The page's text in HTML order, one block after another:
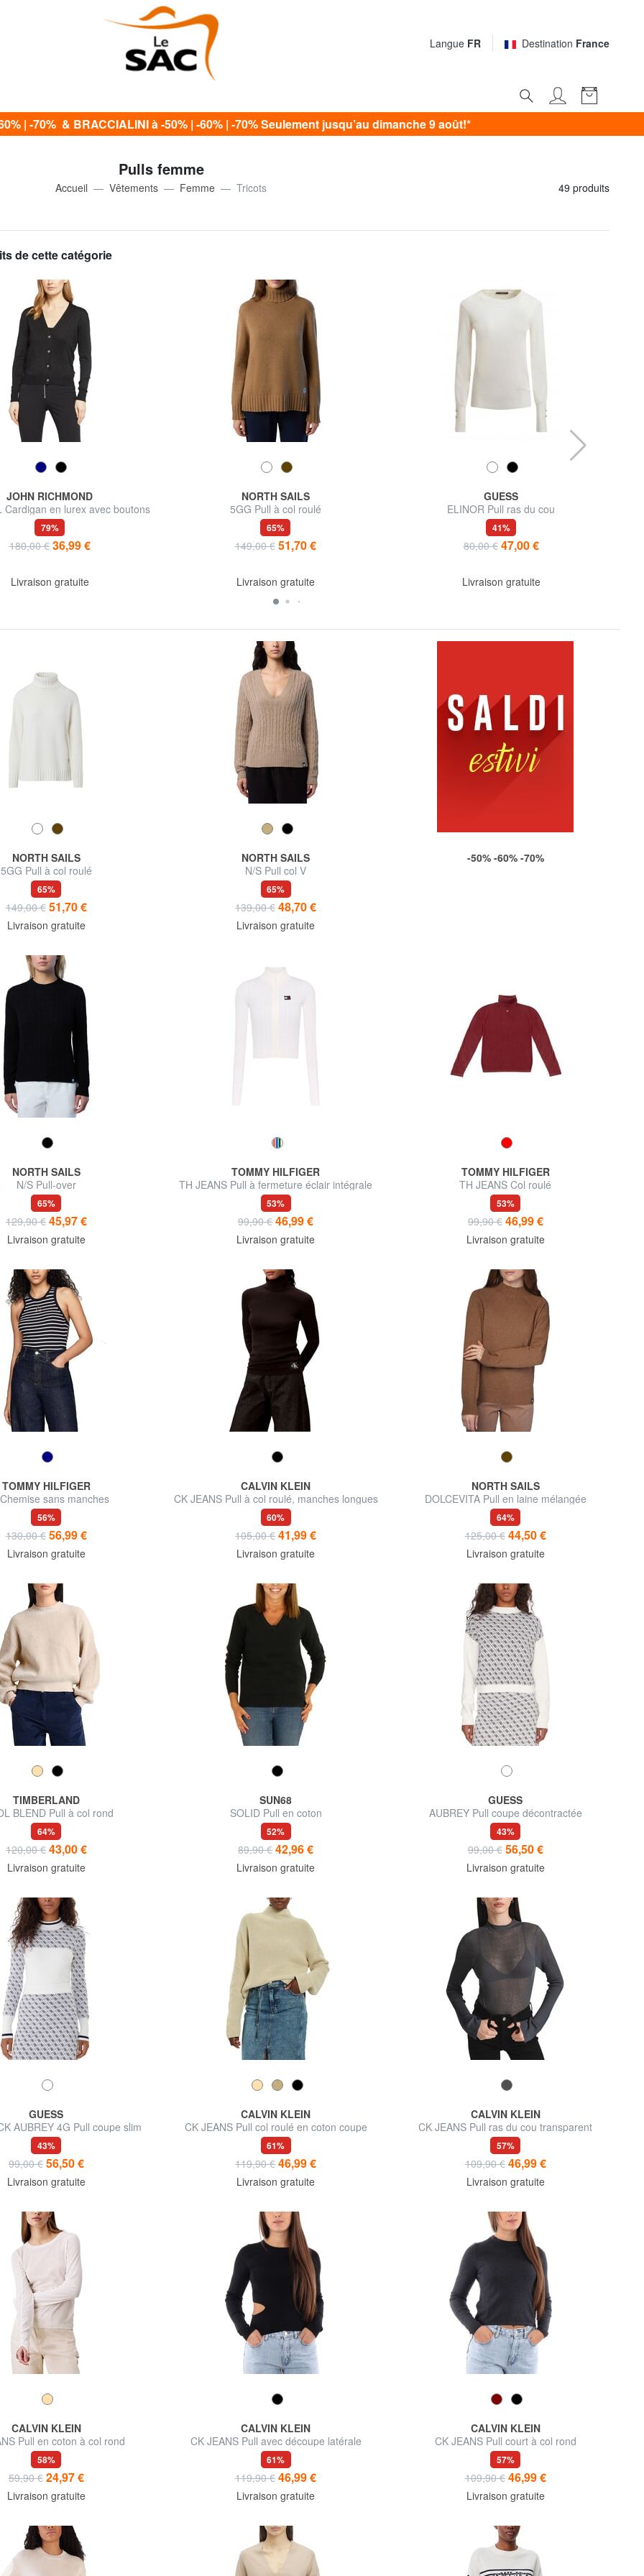
Langue FR Destination France
| -70% & BRACCIALINI à -50% | -60% | -70% Seulement jusqu’au dimanche 9 août!*
Pulls femme
Accueil Vêtements Femme Tricots 49 produits
de cette catégorie
JOHN RICHMOND
Cardigan en lurex avec boutons
79%
180,00 € 36,99 €
Livraison gratuite
NORTH SAILS
5GG Pull à col roulé
65%
149,00 € 51,70 €
Livraison gratuite
GUESS
ELINOR Pull ras du cou
41%
80,00 € 47,00 €
Livraison gratuite
NORTH SAILS
5GG Pull à col roulé
65%
149,00 € 51,70 €
Livraison gratuite
NORTH SAILS
N/S Pull col V
65%
139,00 € 48,70 €
Livraison gratuite
-50% -60% -70%
NORTH SAILS
N/S Pull-over
65%
129,90 € 45,97 €
Livraison gratuite
TOMMY HILFIGER
TH JEANS Pull à fermeture éclair intégrale
53%
99,90 € 46,99 €
Livraison gratuite
TOMMY HILFIGER
TH JEANS Col roulé
53%
99,90 € 46,99 €
Livraison gratuite
TOMMY HILFIGER
sans manches
56%
130,00 € 56,99 €
Livraison gratuite
CALVIN KLEIN
CK JEANS Pull à col roulé, manches longues
60%
105,00 € 41,99 €
Livraison gratuite
NORTH SAILS
DOLCEVITA Pull en laine mélangée
64%
125,00 € 44,50 €
Livraison gratuite
TIMBERLAND
BLEND Pull à col rond
64%
120,00 € 43,00 €
Livraison gratuite
SUN68
SOLID Pull en coton
52%
89,90 € 42,96 €
Livraison gratuite
GUESS
AUBREY Pull coupe décontractée
43%
99,00 € 56,50 €
Livraison gratuite
GUESS
AUBREY 4G Pull coupe slim
43%
99,00 € 56,50 €
Livraison gratuite
CALVIN KLEIN
CK JEANS Pull col roulé en coton coupe
décontractée
61%
119,90 € 46,99 €
Livraison gratuite
CALVIN KLEIN
CK JEANS Pull ras du cou transparent
57%
109,90 € 46,99 €
Livraison gratuite
CALVIN KLEIN
Pull en coton à col rond
58%
59,90 € 24,97 €
Livraison gratuite
CALVIN KLEIN
CK JEANS Pull avec découpe latérale
61%
119,90 € 46,99 €
Livraison gratuite
CALVIN KLEIN
CK JEANS Pull court à col rond
57%
109,90 € 46,99 €
Livraison gratuite